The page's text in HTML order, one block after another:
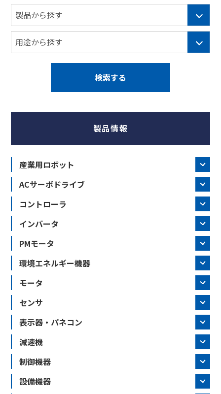
製品情報
産業用ロボット
ACサーボドライブ
コントローラ
インバータ
PMモータ
環境エネルギー機器
モータ
センサ
表示器・パネコン
減速機
制御機器
設備機器